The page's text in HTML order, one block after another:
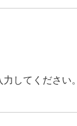
してください。